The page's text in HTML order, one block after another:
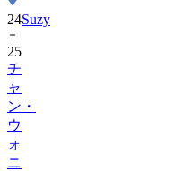
24Suzy
25
チ
ャ
ン・
ウ
ォ
ニ